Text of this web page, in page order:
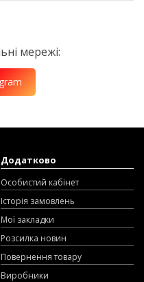
мережі:
Додатково
Особистий кабінет
Історія замовлень
Мої закладки
Розсилка новин
Повернення товару
Виробники